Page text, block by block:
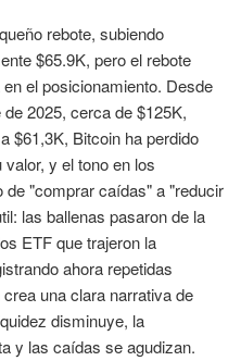
rebote, subiendo
$65.9K, pero el rebote
el posicionamiento. Desde
2025, cerca de $125K,
$61,3K, Bitcoin ha perdido
y el tono en los
"comprar caídas" a "reducir
las ballenas pasaron de la
ETF que trajeron la
ahora repetidas
una clara narrativa de
disminuye, la
y las caídas se agudizan.